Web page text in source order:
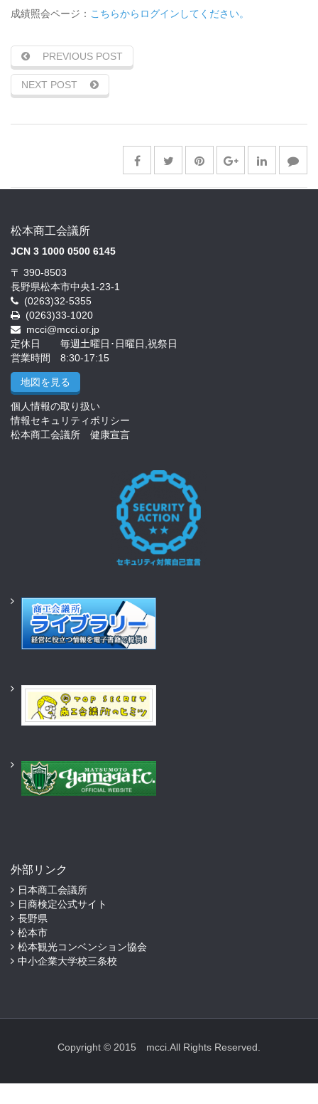
成績照会ページ： こちらからログインしてください。
PREVIOUS POST
NEXT POST
松本商工会議所
JCN 3 1000 0500 6145
〒 390-8503
長野県松本市中央1-23-1
(0263)32-5355
(0263)33-1020
mcci@mcci.or.jp
定休日 毎週土曜日･日曜日,祝祭日
営業時間 8:30-17:15
地図を見る
個人情報の取り扱い
情報セキュリティポリシー
松本商工会議所 健康宣言
外部リンク
日本商工会議所
日商検定公式サイト
長野県
松本市
松本観光コンベンション協会
中小企業大学校三条校
Copyright © 2015 mcci.All Rights Reserved.